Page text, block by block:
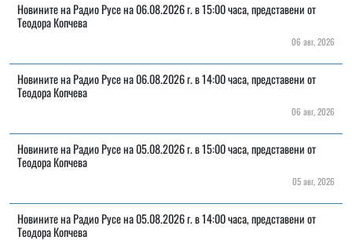
Новините на Радио Русе на 06.08.2026 г. в 15:00 часа, представени от
Теодора Копчева
06 авг, 2026
Новините на Радио Русе на 06.08.2026 г. в 14:00 часа, представени от
Теодора Копчева
06 авг, 2026
Новините на Радио Русе на 05.08.2026 г. в 15:00 часа, представени от
Теодора Копчева
05 авг, 2026
Новините на Радио Русе на 05.08.2026 г. в 14:00 часа, представени от
Теодора Копчева